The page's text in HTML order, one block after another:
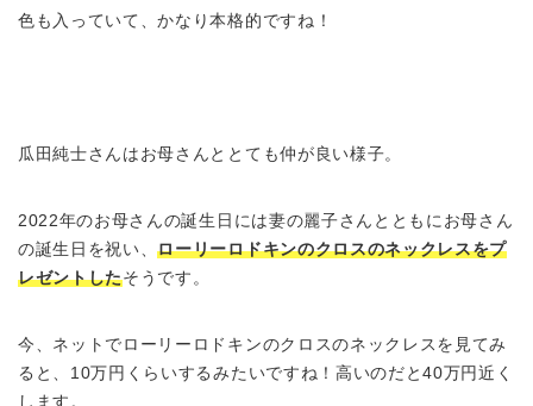
色も入っていて、かなり本格的ですね！
瓜田純士さんはお母さんととても仲が良い様子。
2022年のお母さんの誕生日には妻の麗子さんとともにお母さん
の誕生日を祝い、ローリーロドキンのクロスのネックレスをプ
レゼントしたそうです。
今、ネットでローリーロドキンのクロスのネックレスを見てみ
ると、10万円くらいするみたいですね！高いのだと40万円近く
します。